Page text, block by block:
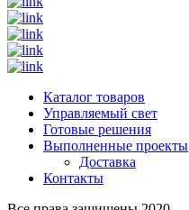
Каталог товаров
Управляемый свет
Готовые решения
Выполненные проекты
Доставка
Контакты